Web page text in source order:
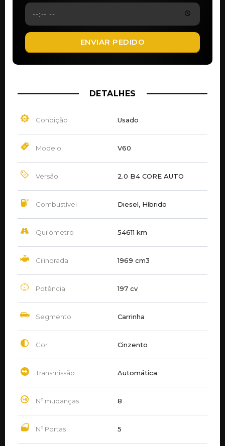
ENVIAR PEDIDO
DETALHES
Condição Usado
Modelo V60
Versão 2.0 B4 CORE AUTO
Combustível Diesel, Híbrido
Quilómetro 54611 km
Cilindrada 1969 cm3
Potência 197 cv
Segmento Carrinha
Cor Cinzento
Transmissão Automática
Nº mudanças 8
Nº Portas 5